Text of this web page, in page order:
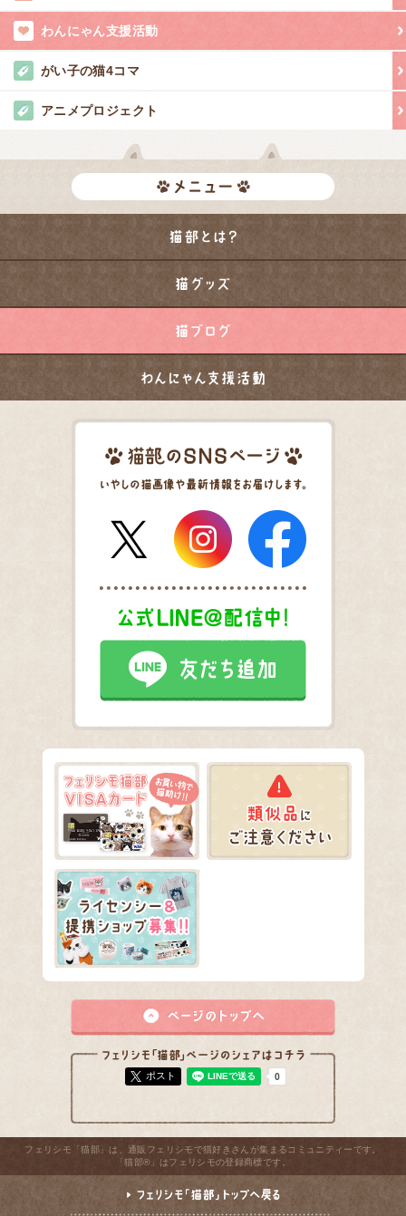
わんにゃん支援活動
がい子の猫4コマ
アニメプロジェクト
ポスト
フェリシモ「猫部」は、通販フェリシモで猫好きさんが集まるコミュニティーです。
「猫部®」はフェリシモの登録商標です。